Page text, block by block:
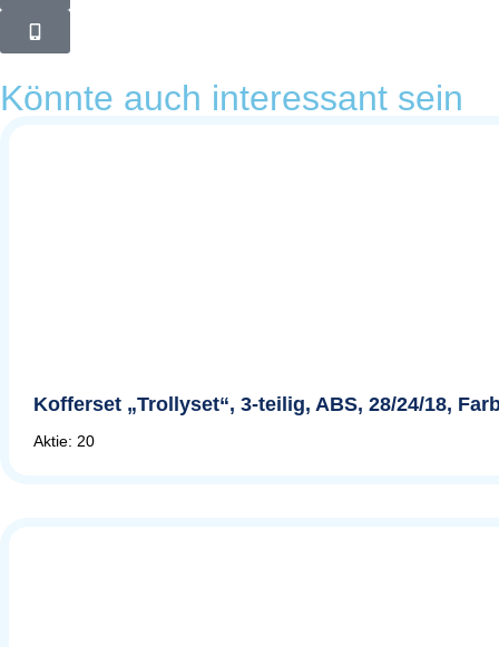
Könnte auch interessant sein
Kofferset „Trollyset“, 3-teilig, ABS, 28/24/18,
Aktie: 20